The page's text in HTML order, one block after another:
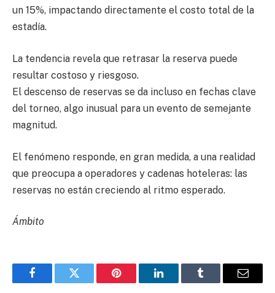
un 15%, impactando directamente el costo total de la
estadía.
La tendencia revela que retrasar la reserva puede
resultar costoso y riesgoso.
El descenso de reservas se da incluso en fechas clave
del torneo, algo inusual para un evento de semejante
magnitud.
El fenómeno responde, en gran medida, a una realidad
que preocupa a operadores y cadenas hoteleras: las
reservas no están creciendo al ritmo esperado.
Ámbito
FacebookTwitter Pinterest LinkedInTumblr Email